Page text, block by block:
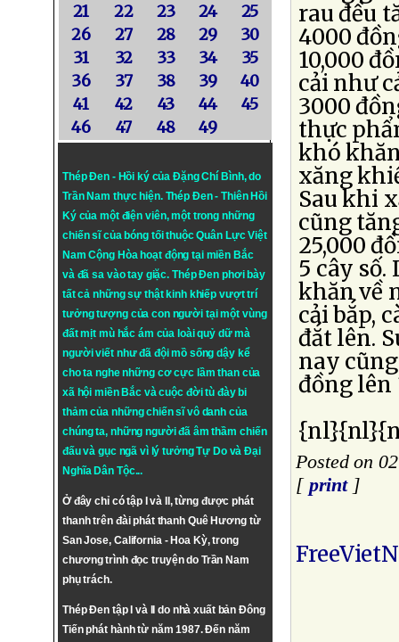
21
22 23 24
25
26
27 28 29
30
31
32 33 34
35
36
37 38 39
40
41
42 43 44
45
46
47 48 49
Thép Đen - Hồi ký của Đặng Chí Bình, do
Trần Nam thực hiện. Thép Đen- Thiên Hồi
Ký của một điện viên, một trong những
chiến sĩ của bóng tối thuộc Quân Lực Việt
Nam Cộng Hòa hoạt động tại miền Bắc
và đã sa vào tay giặc. Thép Đen phơi bày
tất cả những sự thật kinh khiếp vượt trí
tưởng tượng của con người tại một vùng
đất mịt mù hắc ám của loài quỷ dữ mà
người viết như đã đội mồ sống dậy kể
cho ta nghe những cơ cực lầm than của
xã hội miền Bắc và cuộc đời tù đày bi
thảm của những chiến sĩ vô danh của
chúng ta, những người đã âm thầm chiến
đấu và gục ngã vì lý tưởngTự DovàĐại
Nghĩa Dân Tộc...
Ở đây chỉ có tập I và II, từng được phát
thanh trên đài phát thanh Quê Hương từ
San Jose, California - Hoa Kỳ, trong
chương trình đọc truyện do Trần Nam
phụ trách.
Thép Đen tập I và II do nhà xuất bản Đông
Tiến phát hành từ năm 1987. Đến năm
rau đều
4000
10,000
cải như
3000
thực
khó
xăng
Sau khi
cũng
25,000
5 cây
khăn về
cải bắp,
đắt lên.
nay
đồng lên
Posted on
[ print]